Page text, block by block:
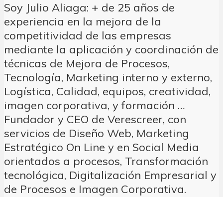
Soy Julio Aliaga: + de 25 años de
experiencia en la mejora de la
competitividad de las empresas
mediante la aplicación y coordinación de
técnicas de Mejora de Procesos,
Tecnología, Marketing interno y externo,
Logística, Calidad, equipos, creatividad,
imagen corporativa, y formación …
Fundador y CEO de Verescreer, con
servicios de Diseño Web, Marketing
Estratégico On Line y en Social Media
orientados a procesos, Transformación
tecnológica, Digitalización Empresarial y
de Procesos e Imagen Corporativa.